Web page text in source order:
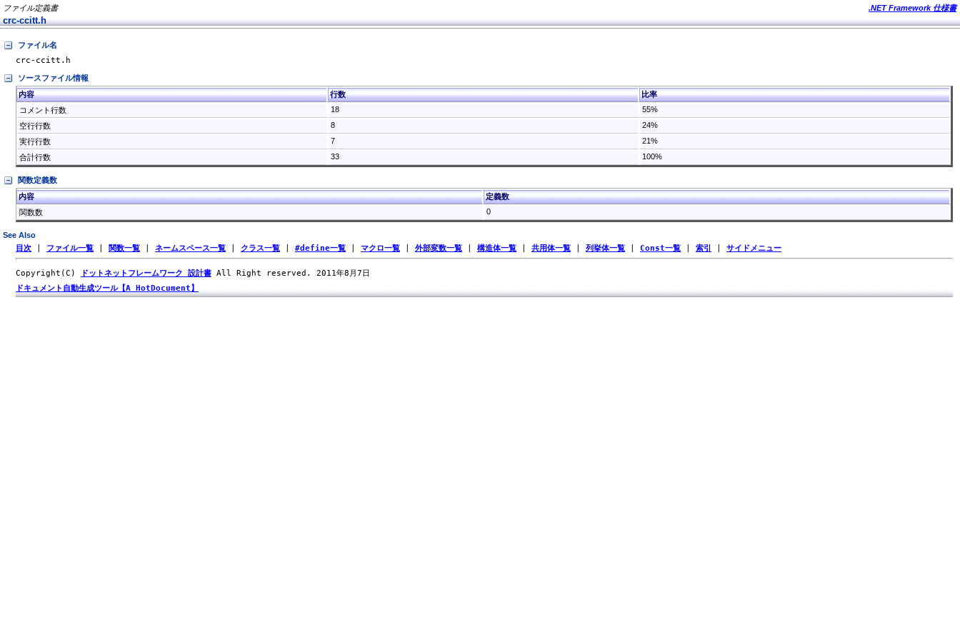
ファイル定義書 .NET Framework 仕様書
crc-ccitt.h
ファイル名
crc-ccitt.h
ソースファイル情報
内容
行数
比率
コメント行数
18
55%
空行行数
8
24%
実行行数
7
21%
合計行数
33 100%
関数定義数
内容
定義数
関数数
0
See Also
目次 ファイル一覧 関数一覧 ネームスペース一覧 クラス一覧 #define一覧 マクロ一覧 外部変数一覧 構造体一覧 共用体一覧 列挙体一覧 Const一覧 索引 サイドメニュー
Copyright(C) ドットネットフレームワーク 設計書 All Right reserved. 2011年8月7日
ドキュメント自動生成ツール【A HotDocument】